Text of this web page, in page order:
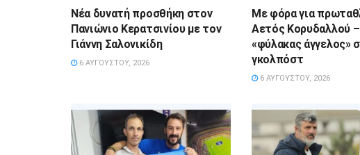
Νέα δυνατή προσθήκη στον
Πανιώνιο Κερατσινίου με τον
Γιάννη Σαλονικίδη
6 ΑΥΓΟΎΣΤΟΥ, 2026
Με φόρα για
Αετός Κορυδαλλού
«φύλακας άγγελος»
γκολπόστ
6 ΑΥΓΟΎΣΤΟΥ, 2026